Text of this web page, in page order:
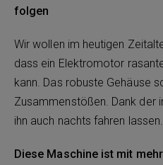
folgen
Wir wollen im heutigen
dass ein Elektromotor
kann. Das robuste Gehäuse
Zusammenstößen. Dank der
ihn auch nachts fahren lassen.
Diese Maschine ist mit